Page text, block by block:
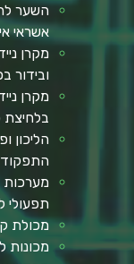
השער
אשראי
מקרן
ובידור
מקרן
בלחיצת
הליכון
התפקוד
מערכות
תפעולי
מכולת
מכונות